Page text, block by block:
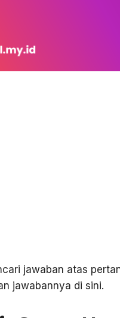
jawaban atas
jawabannya di sini.